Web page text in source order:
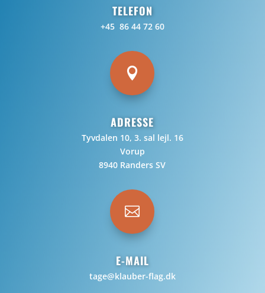
TELEFON
+45 86 44 72 60

ADRESSE
Tyvdalen 10, 3. sal lejl. 16
Vorup
8940 Randers SV

E-MAIL
tage@klauber-flag.dk